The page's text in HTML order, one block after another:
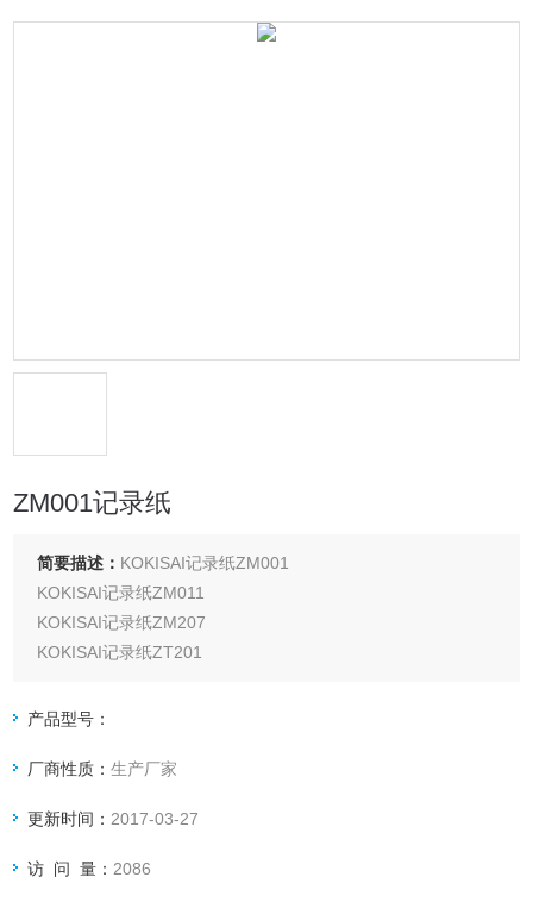
ZM001记录纸
简要描述： KOKISAI记录纸ZM001
KOKISAI记录纸ZM011
KOKISAI记录纸ZM207
KOKISAI记录纸ZT201
KOKISAI记录纸0511-3167-KC
KOKISAI记录纸H25-1Z-KC
ZM001记录纸
产品型号：
厂商性质：生产厂家
更新时间： 2017-03-27
访 问 量： 2086